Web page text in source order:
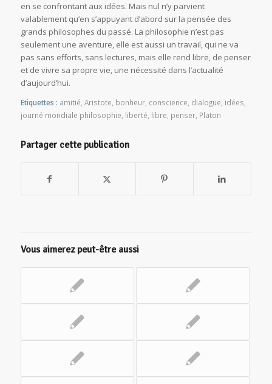
en se confrontant aux idées. Mais nul n’y parvient
valablement qu’en s’appuyant d’abord sur la pensée des
grands philosophes du passé. La philosophie n’est pas
seulement une aventure, elle est aussi un travail, qui ne va
pas sans efforts, sans lectures, mais elle rend libre, de penser
et de vivre sa propre vie, une nécessité dans l’actualité
d’aujourd’hui.
Etiquettes : amitié, Aristote, bonheur, conscience, dialogue, idées,
journé mondiale philosophie, liberté, libre, penser, Platon
Partager cette publication
Vous aimerez peut-être aussi